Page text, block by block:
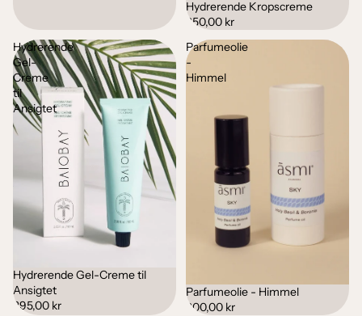
Hydrerende Kropscreme
250,00 kr
Hydrerende
Gel-
Creme
til
Ansigtet
Udsolgt
Hydrerende Gel-Creme til
Ansigtet
295,00 kr
Parfumeolie
-
Himmel
Parfumeolie - Himmel
200,00 kr